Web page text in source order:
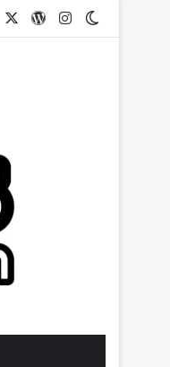
Facebook WordPress
Instagram